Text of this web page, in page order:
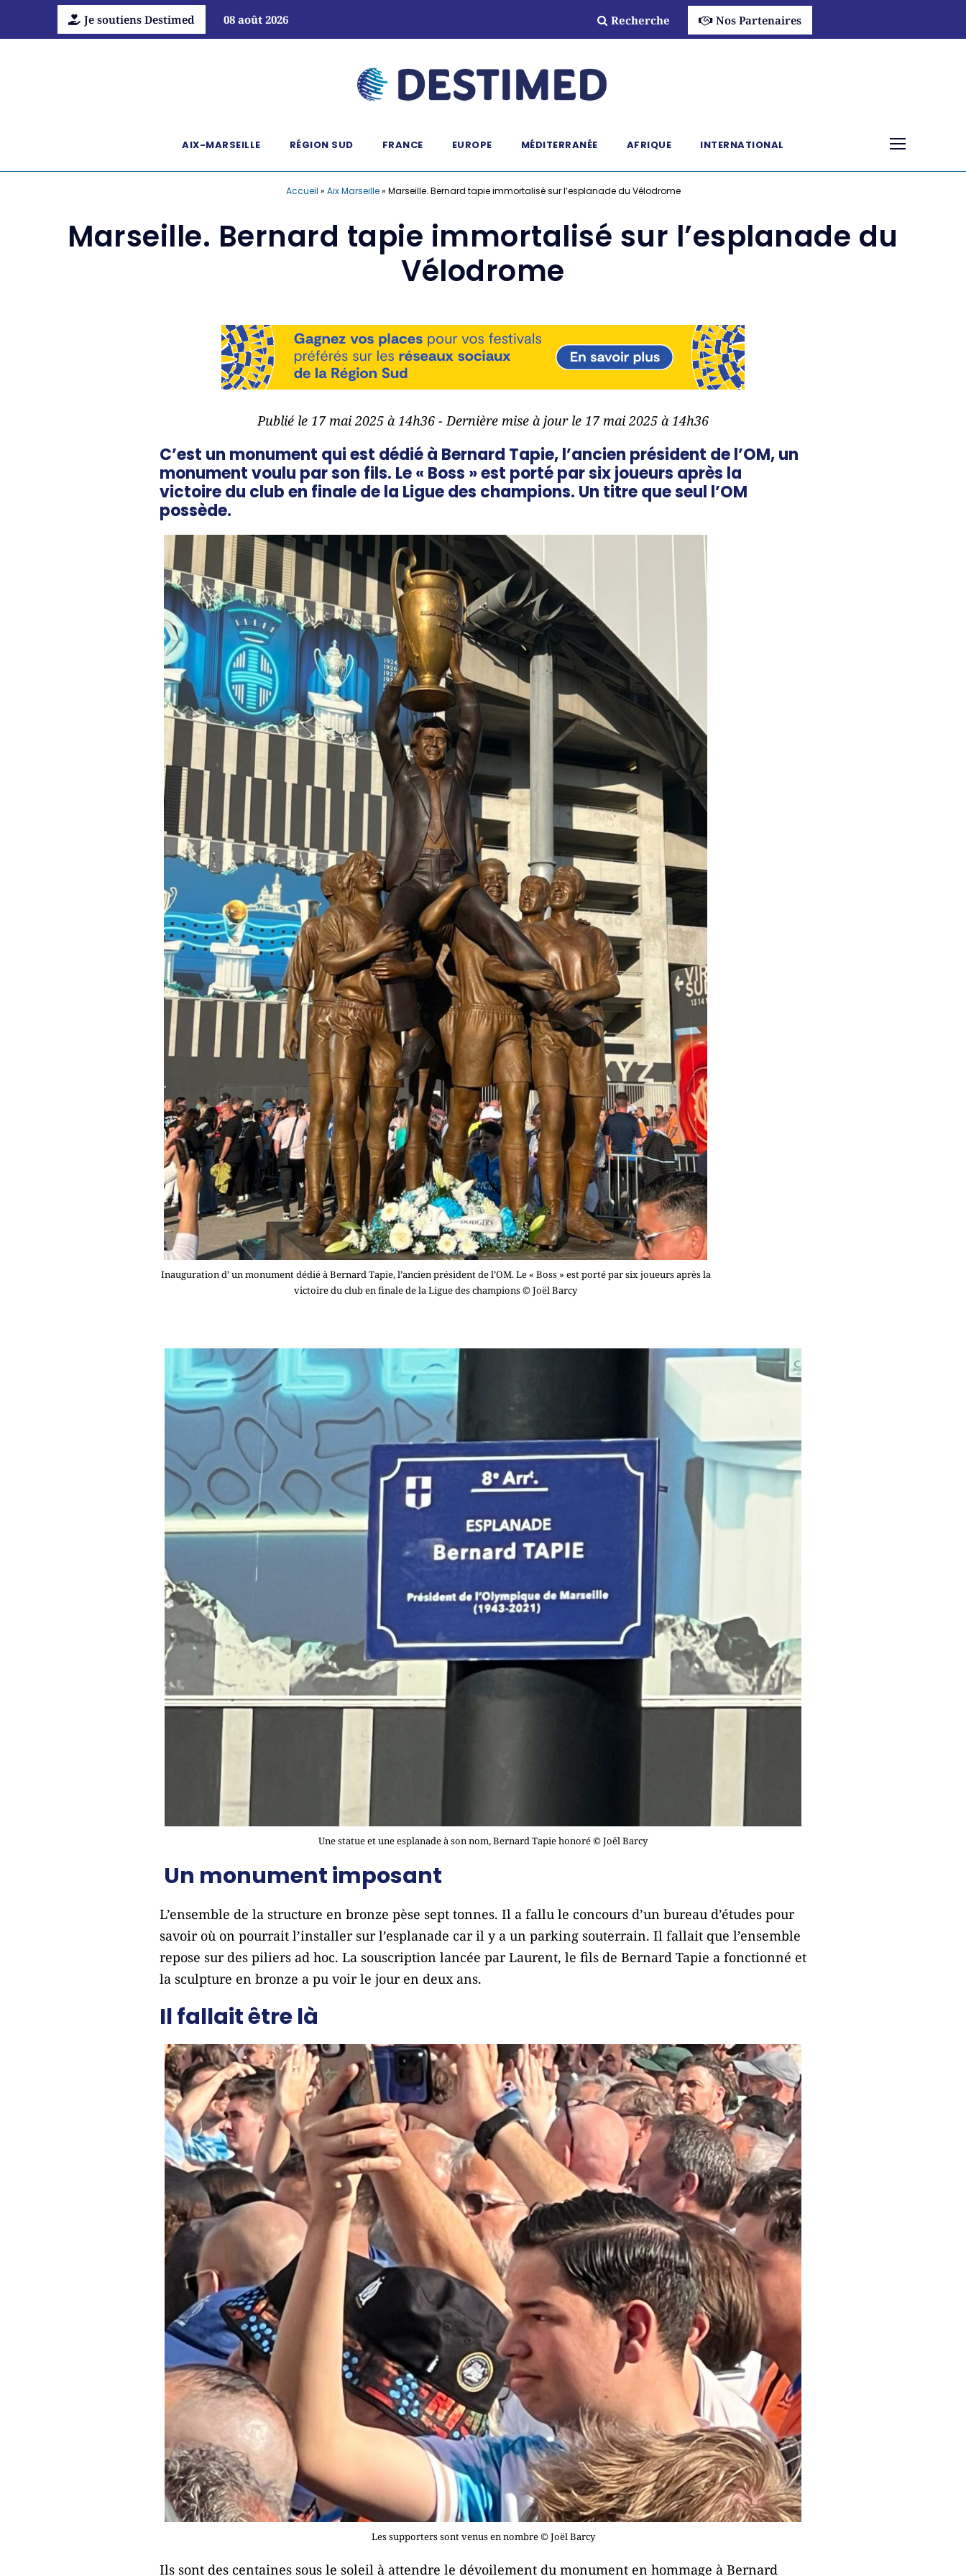
Je soutiens Destimed 08 août 2026 Recherche Nos Partenaires
AIX-MARSEILLE RÉGION SUD FRANCE EUROPE MÉDITERRANÉE AFRIQUE INTERNATIONAL
Accueil » Aix Marseille» Marseille. Bernard tapie immortalisé sur l’esplanade du Vélodrome
Marseille. Bernard tapie immortalisé sur l’esplanade du
Vélodrome
Publié le 17 mai 2025 à 14h36 - Dernière mise à jour le 17 mai 2025 à 14h36
C’est un monument qui est dédié à Bernard Tapie, l’ancien président de l’OM, un
monument voulu par son fils. Le « Boss » est porté par six joueurs après la
victoire du club en finale de la Ligue des champions. Un titre que seul l’OM
possède.
Inauguration d’ un monument dédié à Bernard Tapie, l’ancien président de l’OM. Le « Boss » est porté par six joueurs après la
victoire du club en finale de la Ligue des champions © Joël Barcy
Une statue et une esplanade à son nom, Bernard Tapie honoré © Joël Barcy
Un monument imposant
L’ensemble de la structure en bronze pèse sept tonnes. Il a fallu le concours d’un bureau d’études pour
savoir où on pourrait l’installer sur l’esplanade car il y a un parking souterrain. Il fallait que l’ensemble
repose sur des piliers ad hoc. La souscription lancée par Laurent, le fils de Bernard Tapie a fonctionné et
la sculpture en bronze a pu voir le jour en deux ans.
Il fallait être là
Les supporters sont venus en nombre © Joël Barcy
Ils sont des centaines sous le soleil à attendre le dévoilement du monument en hommage à Bernard